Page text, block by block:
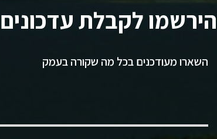
הירשמו לקבלת עדכונים
השארו מעודכנים בכל מה שקורה בעמק